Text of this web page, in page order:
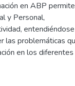
en ABP permite
y Personal,
entendiéndose
las problemáticas
en los diferentes